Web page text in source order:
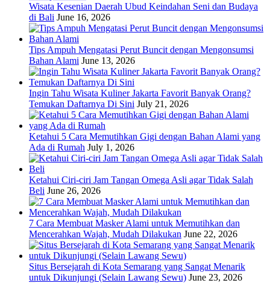
Wisata Kesenian Daerah Ubud Keindahan Seni dan Budaya
di Bali June 16, 2026
Tips Ampuh Mengatasi Perut Buncit dengan Mengonsumsi
Bahan Alami June 13, 2026
Ingin Tahu Wisata Kuliner Jakarta Favorit Banyak Orang?
Temukan Daftarnya Di Sini July 21, 2026
Ketahui 5 Cara Memutihkan Gigi dengan Bahan Alami yang
Ada di Rumah July 1, 2026
Ketahui Ciri-ciri Jam Tangan Omega Asli agar Tidak Salah
Beli June 26, 2026
7 Cara Membuat Masker Alami untuk Memutihkan dan
Mencerahkan Wajah, Mudah Dilakukan June 22, 2026
Situs Bersejarah di Kota Semarang yang Sangat Menarik
untuk Dikunjungi (Selain Lawang Sewu) June 23, 2026